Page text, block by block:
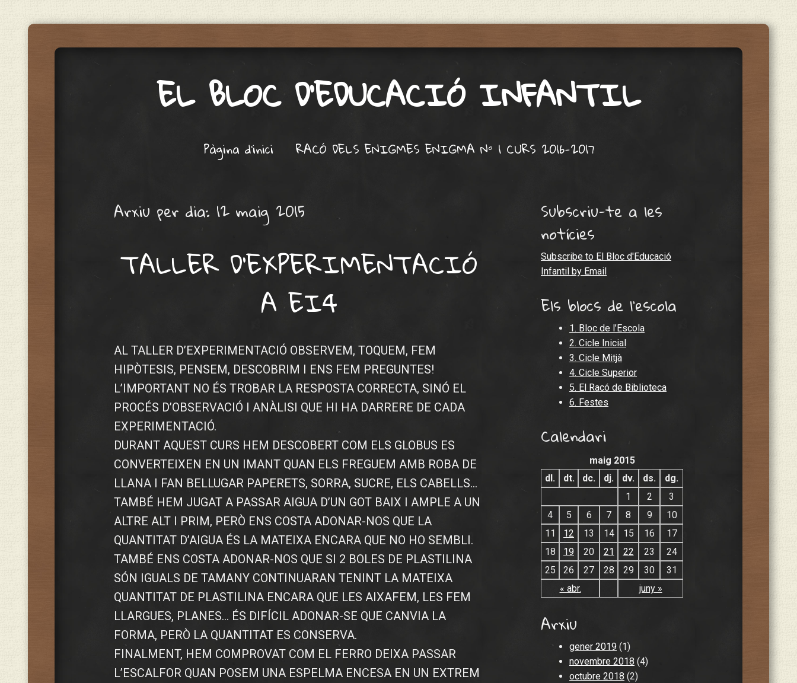
EL BLOC D'EDUCACIÓ INFANTIL
Skip to contentPàgina d'inici RACÓ DELS ENIGMES ENIGMA Nº 1 CURS 2016-2017
Arxiu per dia: 12 maig 2015
TALLER D’EXPERIMENTACIÓ
A EI4
AL TALLER D’EXPERIMENTACIÓ OBSERVEM, TOQUEM, FEM
HIPÒTESIS, PENSEM, DESCOBRIM I ENS FEM PREGUNTES!
L’IMPORTANT NO ÉS TROBAR LA RESPOSTA CORRECTA, SINÓ EL
PROCÉS D’OBSERVACIÓ I ANÀLISI QUE HI HA DARRERE DE CADA
EXPERIMENTACIÓ.
DURANT AQUEST CURS HEM DESCOBERT COM ELS GLOBUS ES
CONVERTEIXEN EN UN IMANT QUAN ELS FREGUEM AMB ROBA DE
LLANA I FAN BELLUGAR PAPERETS, SORRA, SUCRE, ELS CABELLS…
TAMBÉ HEM JUGAT A PASSAR AIGUA D’UN GOT BAIX I AMPLE A UN
ALTRE ALT I PRIM, PERÒ ENS COSTA ADONAR-NOS QUE LA
QUANTITAT D’AIGUA ÉS LA MATEIXA ENCARA QUE NO HO SEMBLI.
TAMBÉ ENS COSTA ADONAR-NOS QUE SI 2 BOLES DE PLASTILINA
SÓN IGUALS DE TAMANY CONTINUARAN TENINT LA MATEIXA
QUANTITAT DE PLASTILINA ENCARA QUE LES AIXAFEM, LES FEM
LLARGUES, PLANES… ÉS DIFÍCIL ADONAR-SE QUE CANVIA LA
FORMA, PERÒ LA QUANTITAT ES CONSERVA.
FINALMENT, HEM COMPROVAT COM EL FERRO DEIXA PASSAR
L’ESCALFOR QUAN POSEM UNA ESPELMA ENCESA EN UN EXTREM
Subscriu-te a les
notícies
Subscribe to El Bloc d'Educació
Infantil by Email
Els blocs de l'escola
1. Bloc de l’Escola
2. Cicle Inicial
3. Cicle Mitjà
4. Cicle Superior
5. El Racó de Biblioteca
6. Festes
Calendari
maig 2015
dl.
dt. dc. dj. dv. ds. dg.
« abr. juny »
1 2
3
4
5 6 7 8 9
10
11
12 13 14 15 16
17
18
19 20 21 22 23
24
25
26 27 28 29 30 31
Arxiu
gener 2019 (1)
novembre 2018 (4)
octubre 2018 (2)